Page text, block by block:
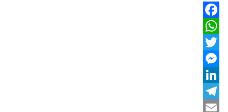
Facebook
WhatsApp
Twitter
Messenger
LinkedIn
Telegram